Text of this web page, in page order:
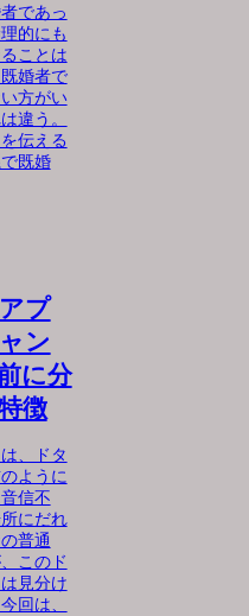
であっ
的にも
ことは
婚者で
方がい
違う。
伝える
既婚
プ
ン
に分
徴
、ドタ
ように
信不
にだれ
普通
このド
見分け
回は、